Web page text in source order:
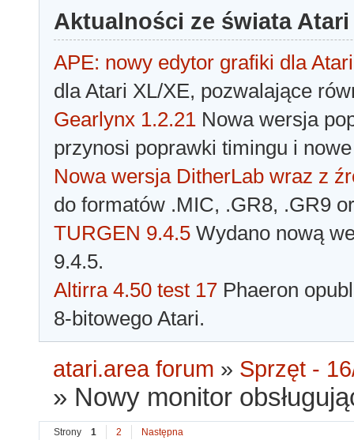
Aktualności ze świata Atari
APE: nowy edytor grafiki dla Atari
dla Atari XL/XE, pozwalające
Gearlynx 1.2.21 Nowa wersja
przynosi poprawki timingu i
Nowa wersja DitherLab wraz z
do formatów .MIC, .GR8, .GR9
TURGEN 9.4.5 Wydano nową
9.4.5.
Altirra 4.50 test 17 Phaeron
8-bitowego Atari.
atari.area forum » Sprzęt -
» Nowy monitor
Strony 1 2 Następna